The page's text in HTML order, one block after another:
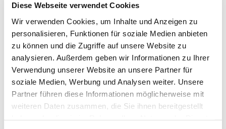
Diese Webseite verwendet Cookies
Wir verwenden Cookies, um Inhalte und Anzeigen zu
personalisieren, Funktionen für soziale Medien anbieten
zu können und die Zugriffe auf unsere Website zu
analysieren. Außerdem geben wir Informationen zu Ihrer
Verwendung unserer Website an unsere Partner für
soziale Medien, Werbung und Analysen weiter. Unsere
Partner führen diese Informationen möglicherweise mit
weiteren Daten zusammen, die Sie ihnen bereitgestellt
und verberge dahinter
voller Angst mein Gesicht.
Sieh mich an,
im Licht deiner Liebe
werde ich schön.
So, wie ich bin.